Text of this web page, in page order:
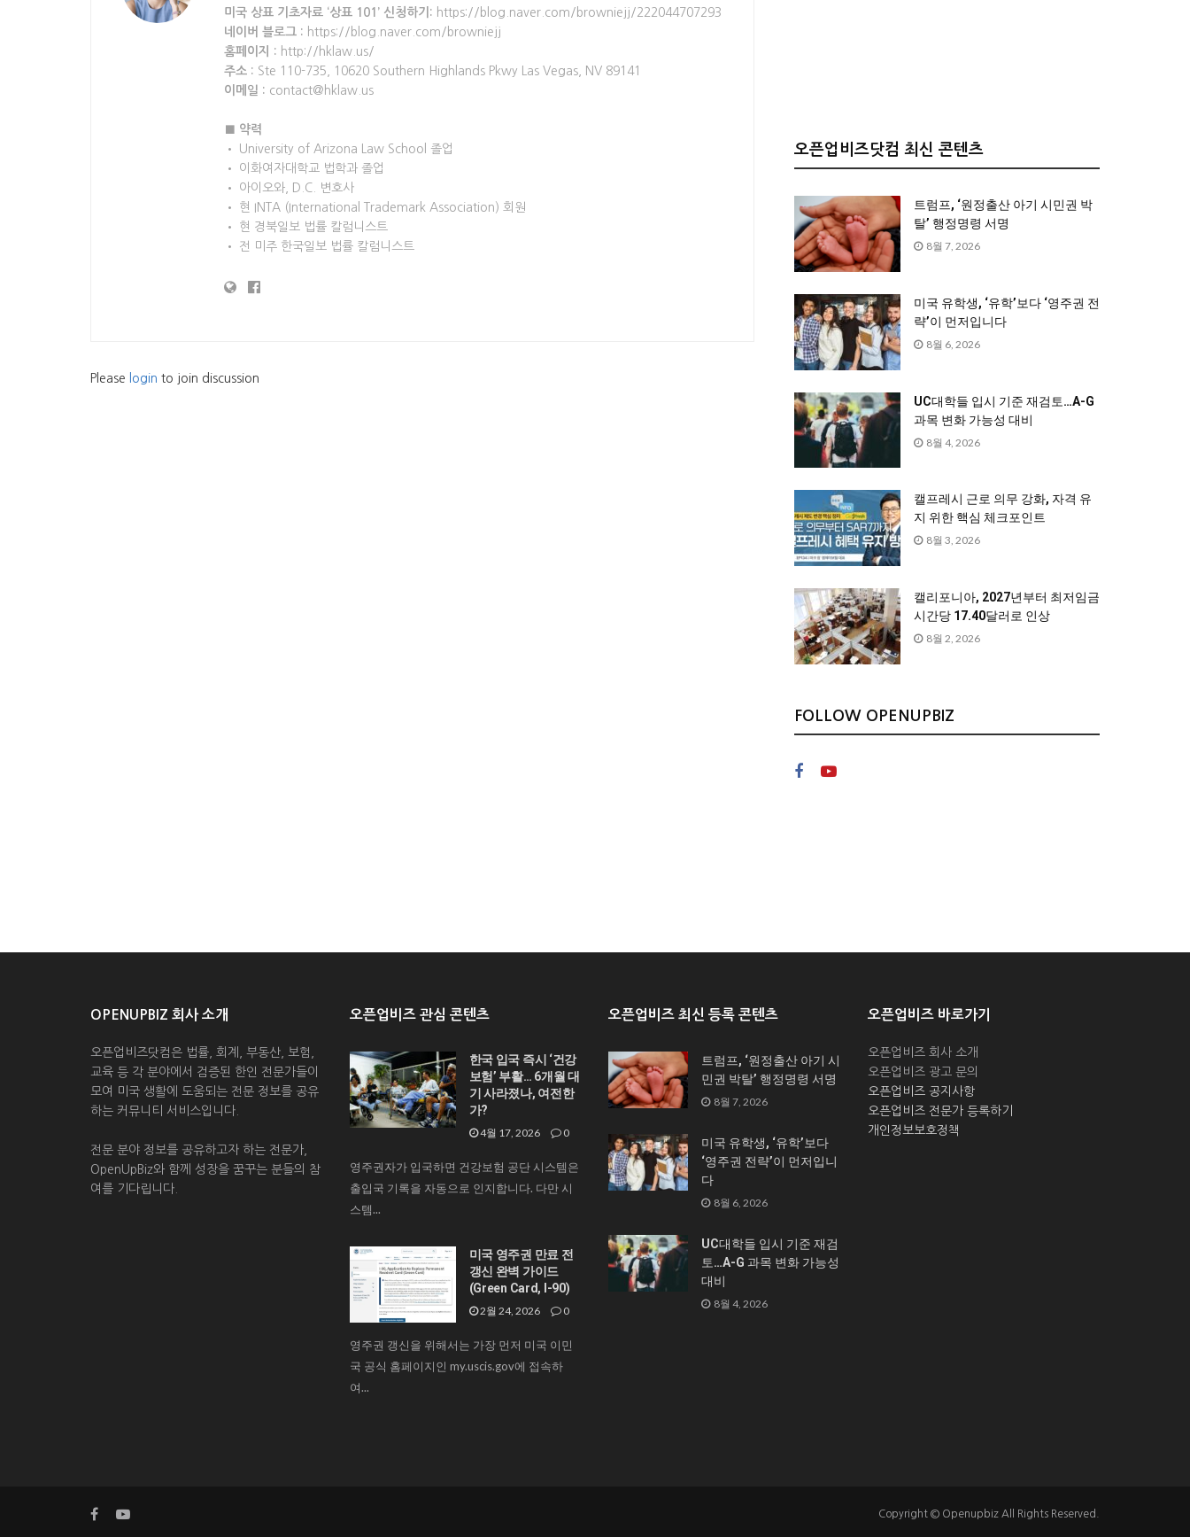
미국 상표 기초자료 ‘상표 101’ 신청하기: https://blog.naver.com/browniejj/222044707293
네이버 블로그 : https://blog.naver.com/browniejj
홈페이지 : http://hklaw.us/
주소 : Ste 110-735, 10620 Southern Highlands Pkwy Las Vegas, NV 89141
이메일 : contact@hklaw.us
■ 약력
• University of Arizona Law School 졸업
• 이화여자대학교 법학과 졸업
• 아이오와, D.C. 변호사
• 현 INTA (International Trademark Association) 회원
• 현 경북일보 법률 칼럼니스트
• 전 미주 한국일보 법률 칼럼니스트
Please login to join discussion
오픈업비즈닷컴 최신 콘텐츠
트럼프, ‘원정출산 아기 시민권 박
탈’ 행정명령 서명
8월 7, 2026
미국 유학생, ‘유학’보다 ‘영주권 전
략’이 먼저입니다
8월 6, 2026
UC대학들 입시 기준 재검토…A-G
과목 변화 가능성 대비
8월 4, 2026
캘프레시 근로 의무 강화, 자격 유
지 위한 핵심 체크포인트
8월 3, 2026
캘리포니아, 2027년부터 최저임금
시간당 17.40달러로 인상
8월 2, 2026
FOLLOW OPENUPBIZ
OPENUPBIZ 회사 소개
오픈업비즈닷컴은 법률, 회계, 부동산, 보험,
교육 등 각 분야에서 검증된 한인 전문가들이
모여 미국 생활에 도움되는 전문 정보를 공유
하는 커뮤니티 서비스입니다.
전문 분야 정보를 공유하고자 하는 전문가,
OpenUpBiz와 함께 성장을 꿈꾸는 분들의 참
여를 기다립니다.
오픈업비즈 관심 콘텐츠
한국 입국 즉시 ‘건강
보험’ 부활… 6개월 대
기 사라졌나, 여전한
가?
4월 17, 2026 0
영주권자가 입국하면 건강보험 공단 시스템은
출입국 기록을 자동으로 인지합니다. 다만 시
스템...
미국 영주권 만료 전
갱신 완벽 가이드
(Green Card, I-90)
2월 24, 2026 0
영주권 갱신을 위해서는 가장 먼저 미국 이민
국 공식 홈페이지인 my.uscis.gov에 접속하
여...
오픈업비즈 최신 등록 콘텐츠
트럼프, ‘원정출산 아기 시
민권 박탈’ 행정명령 서명
8월 7, 2026
미국 유학생, ‘유학’보다
‘영주권 전략’이 먼저입니
다
8월 6, 2026
UC대학들 입시 기준 재검
토…A-G 과목 변화 가능성
대비
8월 4, 2026
오픈업비즈 바로가기
오픈업비즈 회사 소개
오픈업비즈 광고 문의
오픈업비즈 공지사항
오픈업비즈 전문가 등록하기
개인정보보호정책
Copyright © Openupbiz All Rights Reserved.